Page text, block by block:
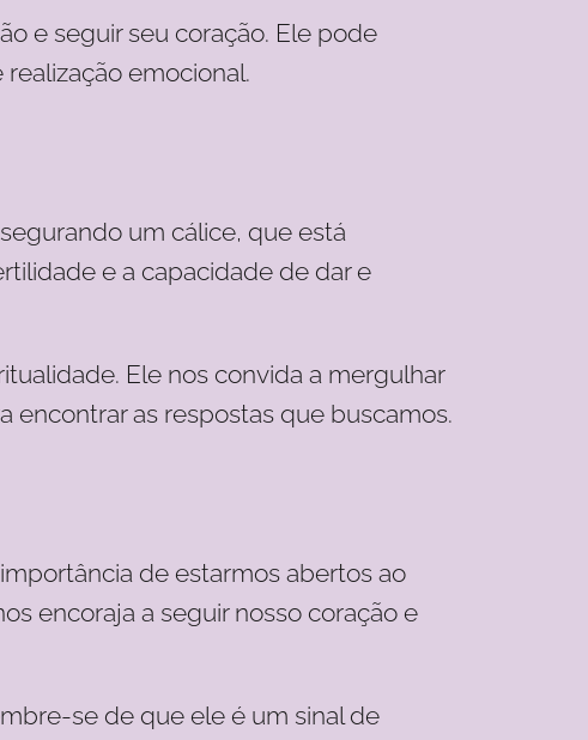
e seguir seu coração. Ele pode
emocional.
um cálice, que está
e a capacidade de dar e
Ele nos convida a mergulhar
encontrar as respostas que buscamos.
de estarmos abertos ao
encoraja a seguir nosso coração e
se de que ele é um sinal de